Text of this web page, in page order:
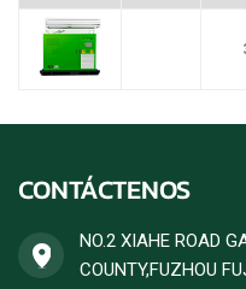
CONTÁCTENOS
NO.2 XIAHE ROAD
COUNTY,FUZHOU